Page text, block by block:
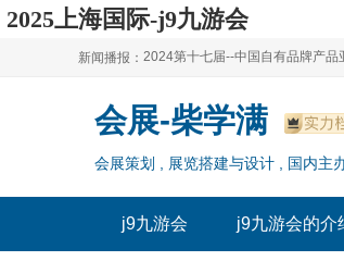
2025上海国际-j9九游会
新闻播报：
2024上海自有品牌展--百货展|食品
2024全球自有--品牌产品亚洲展（
2024上海自有品牌展--2024上海
2024第十七届--中国自有品牌产品
2024全球自有--品牌产品亚洲展（
2024年上海--第17届自有品牌展
会展-柴学满
会展策划 , 展览搭建与设计 , 国内主
j9九游会 j9九游会的介